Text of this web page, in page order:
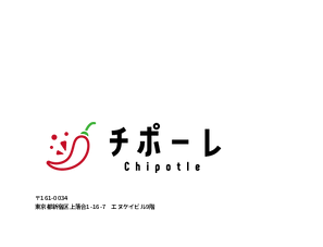
〒161-0034
東京都新宿区上落合1-16-7 エヌケイビル9階